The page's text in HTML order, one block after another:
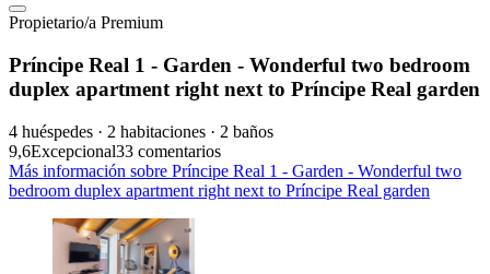
Propietario/a Premium
Príncipe Real 1 - Garden - Wonderful two bedroom
duplex apartment right next to Príncipe Real garden
4 huéspedes · 2 habitaciones · 2 baños
9,6Excepcional33 comentarios
Más información sobre Príncipe Real 1 - Garden - Wonderful two
bedroom duplex apartment right next to Príncipe Real garden